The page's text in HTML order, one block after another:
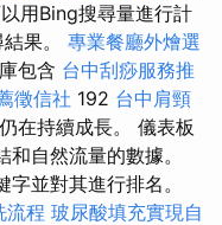
用Bing搜尋量進行計
果。 專業餐廳外燴選
包含 台中刮痧服務推
徵信社 192 台中肩頸
在持續成長。 儀表板
自然流量的數據。
並對其進行排名。
流程 玻尿酸填充實現自